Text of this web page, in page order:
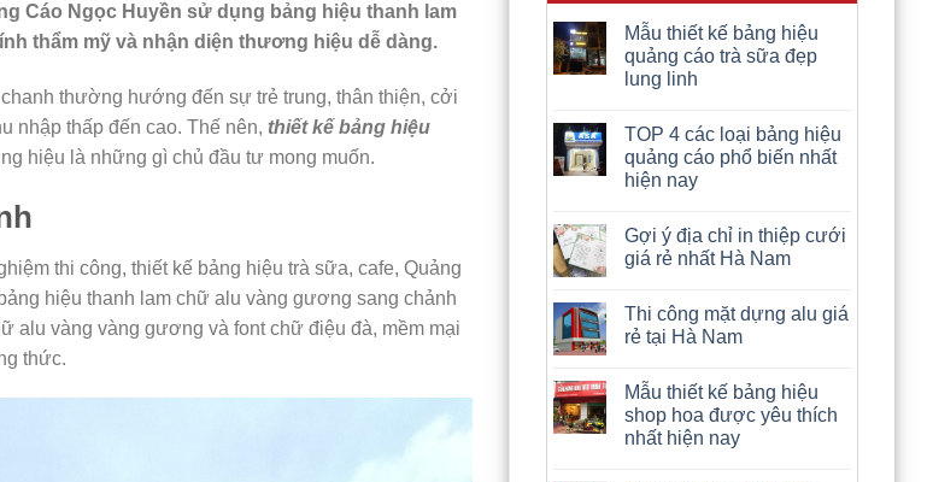
Cáo Ngọc Huyền sử dụng bảng hiệu thanh lam
thẩm mỹ và nhận diện thương hiệu dễ dàng.
thường hướng đến sự trẻ trung, thân thiện, cởi
nhập thấp đến cao. Thế nên, thiết kế bảng hiệu
hiệu là những gì chủ đầu tư mong muốn.
thi công, thiết kế bảng hiệu trà sữa, cafe, Quảng
hiệu thanh lam chữ alu vàng gương sang chảnh
alu vàng vàng gương và font chữ điệu đà, mềm mại
thức.
Mẫu thiết kế bảng hiệu
quảng cáo trà sữa đẹp
lung linh
TOP 4 các loại bảng hiệu
quảng cáo phổ biến nhất
hiện nay
Gợi ý địa chỉ in thiệp cưới
giá rẻ nhất Hà Nam
Thi công mặt dựng alu giá
rẻ tại Hà Nam
Mẫu thiết kế bảng hiệu
shop hoa được yêu thích
nhất hiện nay